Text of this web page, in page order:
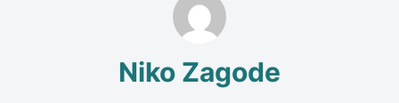
Niko Zagode